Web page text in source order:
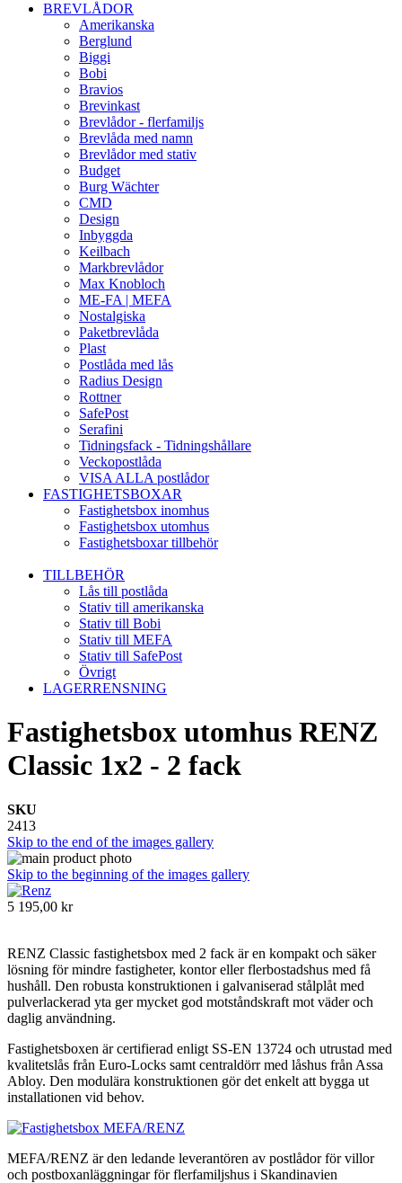
BREVLÅDOR
Amerikanska
Berglund
Biggi
Bobi
Bravios
Brevinkast
Brevlådor - flerfamiljs
Brevlåda med namn
Brevlådor med stativ
Budget
Burg Wächter
CMD
Design
Inbyggda
Keilbach
Markbrevlådor
Max Knobloch
ME-FA | MEFA
Nostalgiska
Paketbrevlåda
Plast
Postlåda med lås
Radius Design
Rottner
SafePost
Serafini
Tidningsfack - Tidningshållare
Veckopostlåda
VISA ALLA postlådor
FASTIGHETSBOXAR
Fastighetsbox inomhus
Fastighetsbox utomhus
Fastighetsboxar tillbehör
TILLBEHÖR
Lås till postlåda
Stativ till amerikanska
Stativ till Bobi
Stativ till MEFA
Stativ till SafePost
Övrigt
LAGERRENSNING
Fastighetsbox utomhus RENZ
Classic 1x2 - 2 fack
SKU
2413
Skip to the end of the images gallery
Skip to the beginning of the images gallery
5 195,00 kr
RENZ Classic fastighetsbox med 2 fack är en kompakt och säker
lösning för mindre fastigheter, kontor eller flerbostadshus med få
hushåll. Den robusta konstruktionen i galvaniserad stålplåt med
pulverlackerad yta ger mycket god motståndskraft mot väder och
daglig användning.
Fastighetsboxen är certifierad enligt SS-EN 13724 och utrustad med
kvalitetslås från Euro-Locks samt centraldörr med låshus från Assa
Abloy. Den modulära konstruktionen gör det enkelt att bygga ut
installationen vid behov.
MEFA/RENZ är den ledande leverantören av postlådor för villor
och postboxanläggningar för flerfamiljshus i Skandinavien